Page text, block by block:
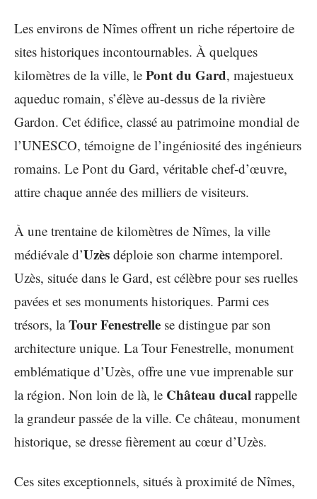
Les environs de Nîmes offrent un riche répertoire de
sites historiques incontournables. À quelques
kilomètres de la ville, le Pont du Gard, majestueux
aqueduc romain, s’élève au-dessus de la rivière
Gardon. Cet édifice, classé au patrimoine mondial de
l’UNESCO, témoigne de l’ingéniosité des ingénieurs
romains. Le Pont du Gard, véritable chef-d’œuvre,
attire chaque année des milliers de visiteurs.
À une trentaine de kilomètres de Nîmes, la ville
médiévale d’Uzès déploie son charme intemporel.
Uzès, située dans le Gard, est célèbre pour ses ruelles
pavées et ses monuments historiques. Parmi ces
trésors, laTour Fenestrelle se distingue par son
architecture unique. La Tour Fenestrelle, monument
emblématique d’Uzès, offre une vue imprenable sur
la région. Non loin de là, le Château ducal rappelle
la grandeur passée de la ville. Ce château, monument
historique, se dresse fièrement au cœur d’Uzès.
Ces sites exceptionnels, situés à proximité de Nîmes,